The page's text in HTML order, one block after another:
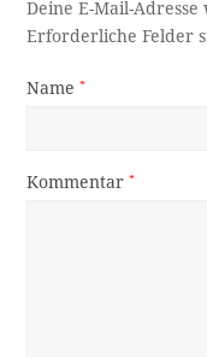
Deine E-Mail-
Erforderliche Felder
Name*
Kommentar*